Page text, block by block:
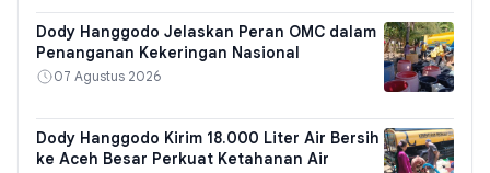
Dody Hanggodo Jelaskan Peran OMC dalam
Penanganan Kekeringan Nasional
07 Agustus 2026
Dody Hanggodo Kirim 18.000 Liter Air Bersih
ke Aceh Besar Perkuat Ketahanan Air